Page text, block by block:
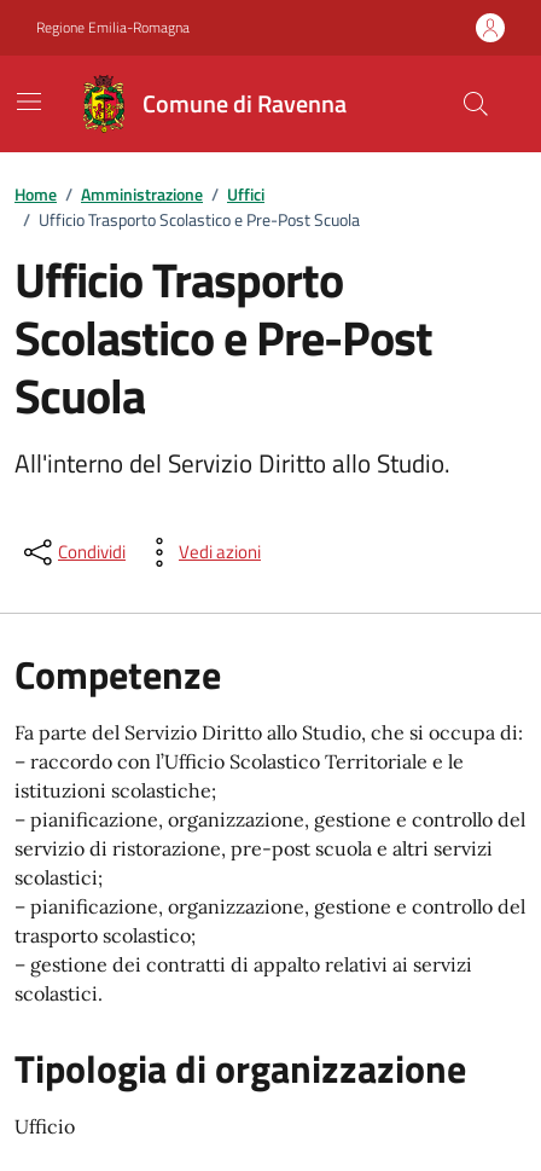
Regione Emilia-Romagna
Comune di Ravenna
Home / Amministrazione / Uffici
/ Ufficio Trasporto Scolastico e Pre-Post Scuola
Ufficio Trasporto
Scolastico e Pre-Post
Scuola
All'interno del Servizio Diritto allo Studio.
Condividi Vedi azioni
Competenze
Fa parte del Servizio Diritto allo Studio, che si occupa di:
– raccordo con l’Ufficio Scolastico Territoriale e le
istituzioni scolastiche;
– pianificazione, organizzazione, gestione e controllo del
servizio di ristorazione, pre-post scuola e altri servizi
scolastici;
– pianificazione, organizzazione, gestione e controllo del
trasporto scolastico;
– gestione dei contratti di appalto relativi ai servizi
scolastici.
Tipologia di organizzazione
Ufficio